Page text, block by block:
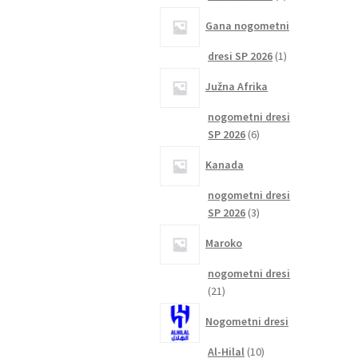
Gana nogometni
dresi SP 2026 11
Južna Afrika
nogometni dresi
SP 2026 66
Kanada
nogometni dresi
SP 2026 33
Maroko
nogometni dresi
2121
Nogometni dresi
Al-Hilal 1010